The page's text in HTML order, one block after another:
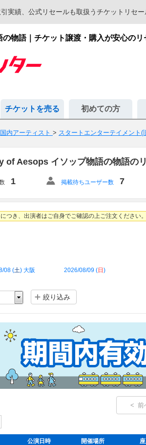
実績、公式リセールも取扱うチケットリセ
物語｜チケット譲渡・購入が安心のリ
チケットを売る 初めての方
国内アーティスト > スタートエンターテイメント(
of Aesops イソップ物語の物語の
数 1 掲載待ちユーザー数 7
つき、出演者はご自身でご確認の上ご注文ください。
08 (土) 大阪 2026/08/09 (日 )
絞り込み
< 前
公演日時 開催場所